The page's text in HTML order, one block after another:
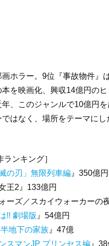
ホラー。9位『事故物件』
本を映画化、興収14億円の
、このジャンルで10億円
ではなく、場所をテーマに
ランキング］
の刃」無限列車編 』350億
王2』133億円
ーズ／スカイウォーカーの
!! 劇場版 』54億円
地下の家族 』47億
スマンJP プリンセス編 』